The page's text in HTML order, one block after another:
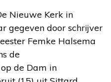
Nieuwe Kerk in
gegeven door schrijver
Femke Halsema
de
de Dam in